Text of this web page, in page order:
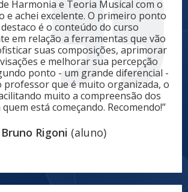
Harmonia e Teoria Musical com o
e achei excelente. O primeiro ponto
é o conteúdo do curso
em relação a ferramentas que vão
suas composições, aprimorar
e melhorar sua percepção
ponto - um grande diferencial -
professor que é muito organizada, o
muito a compreensão dos
está começando. Recomendo!”
Bruno Rigoni (aluno)